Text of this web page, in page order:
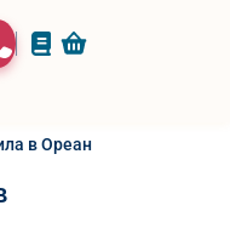
в Ореанде из Гурзуфа